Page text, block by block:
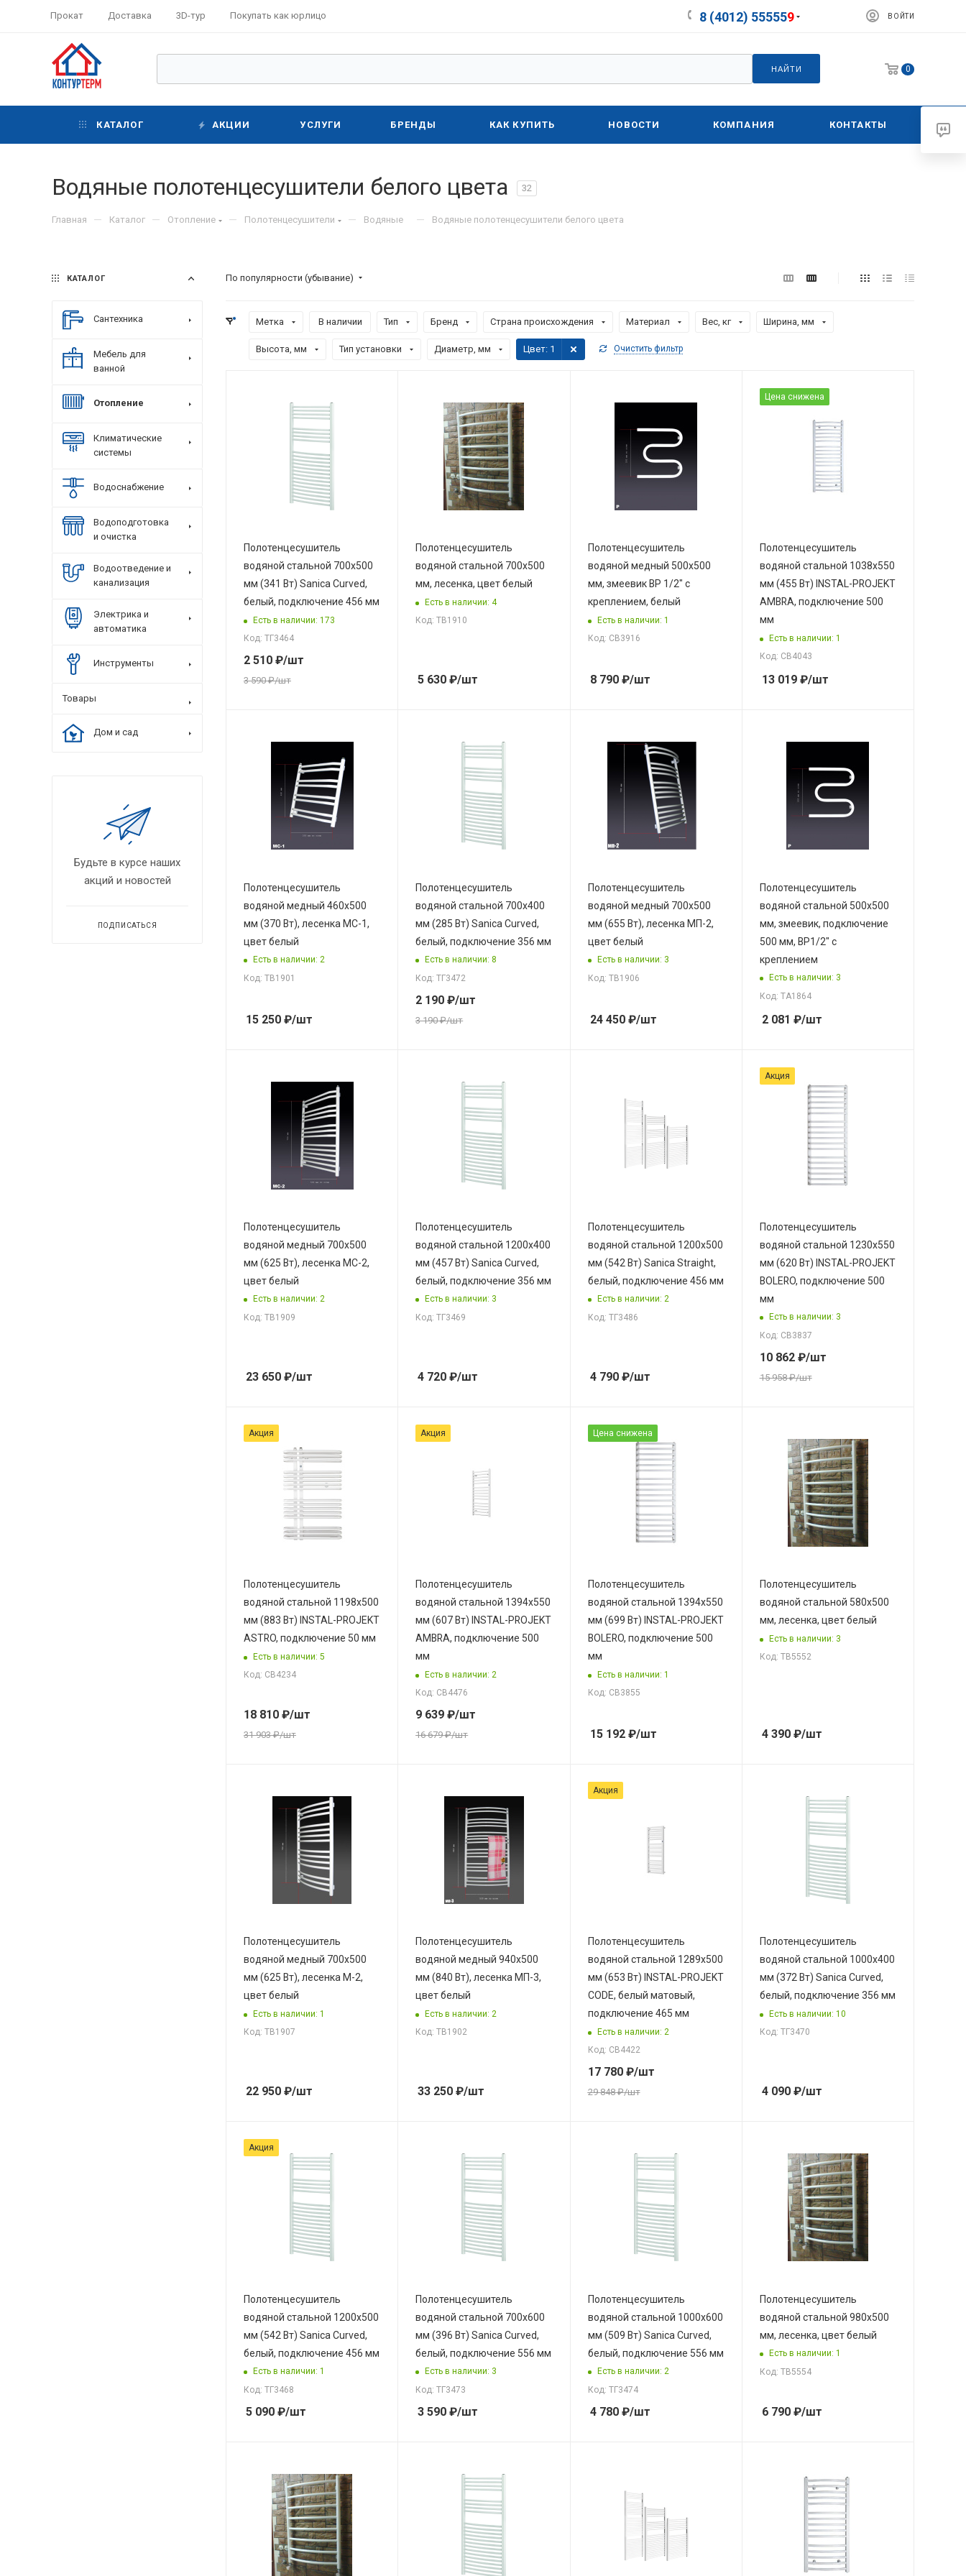
Прокат Доставка 3D-тур Покупать как юрлицо 8 (4012) 555559 ВОЙТИ
НАЙТИ 0
КАТАЛОГ АКЦИИ УСЛУГИ БРЕНДЫ КАК КУПИТЬ НОВОСТИ КОМПАНИЯ КОНТАКТЫ
Водяные полотенцесушители белого цвета 32
Главная — Каталог — Отопление — Полотенцесушители — Водяные — Водяные полотенцесушители белого цвета
По популярности (убывание)
Метка В наличии Тип Бренд Страна происхождения Материал Вес, кг Ширина, мм
Высота, мм Тип установки Диаметр, мм Цвет: 1 Очистить фильтр
Полотенцесушитель
водяной стальной 700х500
мм (341 Вт) Sanica Curved,
белый, подключение 456 мм
Есть в наличии: 173
Код: ТГ3464
2 510 ₽/шт
3 590₽/шт
Полотенцесушитель
водяной стальной 700х500
мм, лесенка, цвет белый
Есть в наличии: 4
Код: ТВ1910
5 630 ₽/шт
Полотенцесушитель
водяной медный 500х500
мм, змеевик ВР 1/2" с
креплением, белый
Есть в наличии: 1
Код: СВ3916
8 790₽/шт
Цена снижена
Полотенцесушитель
водяной стальной 1038х550
мм (455 Вт) INSTAL-PROJEKT
AMBRA, подключение 500
мм
Есть в наличии: 1
Код: СВ4043
13 019₽/шт
Полотенцесушитель
водяной медный 460х500
мм (370 Вт), лесенка МС-1,
цвет белый
Есть в наличии: 2
Код: ТВ1901
15 250 ₽/шт
Полотенцесушитель
водяной стальной 700х400
мм (285 Вт) Sanica Curved,
белый, подключение 356 мм
Есть в наличии: 8
Код: ТГ3472
2 190 ₽/шт
3 190₽/шт
Полотенцесушитель
водяной медный 700х500
мм (655 Вт), лесенка МП-2,
цвет белый
Есть в наличии: 3
Код: ТВ1906
24 450₽/шт
Полотенцесушитель
водяной стальной 500х500
мм, змеевик, подключение
500 мм, ВР1/2" с
креплением
Есть в наличии: 3
Код: ТА1864
2 081 ₽/шт
Полотенцесушитель
водяной медный 700х500
мм (625 Вт), лесенка МС-2,
цвет белый
Есть в наличии: 2
Код: ТВ1909
23 650 ₽/шт
Полотенцесушитель
водяной стальной 1200х400
мм (457 Вт) Sanica Curved,
белый, подключение 356 мм
Есть в наличии: 3
Код: ТГ3469
4 720 ₽/шт
Полотенцесушитель
водяной стальной 1200х500
мм (542 Вт) Sanica Straight,
белый, подключение 456 мм
Есть в наличии: 2
Код: ТГ3486
4 790₽/шт
Акция
Полотенцесушитель
водяной стальной 1230х550
мм (620 Вт) INSTAL-PROJEKT
BOLERO, подключение 500
мм
Есть в наличии: 3
Код: СВ3837
10 862₽/шт
15 958₽/шт
Акция
Полотенцесушитель
водяной стальной 1198х500
мм (883 Вт) INSTAL-PROJEKT
ASTRO, подключение 50 мм
Есть в наличии: 5
Код: СВ4234
18 810 ₽/шт
31 903₽/шт
Акция
Полотенцесушитель
водяной стальной 1394х550
мм (607 Вт) INSTAL-PROJEKT
AMBRA, подключение 500
мм
Есть в наличии: 2
Код: СВ4476
9 639 ₽/шт
16 679₽/шт
Цена снижена
Полотенцесушитель
водяной стальной 1394х550
мм (699 Вт) INSTAL-PROJEKT
BOLERO, подключение 500
мм
Есть в наличии: 1
Код: СВ3855
15 192₽/шт
Полотенцесушитель
водяной стальной 580х500
мм, лесенка, цвет белый
Есть в наличии: 3
Код: ТВ5552
4 390₽/шт
Полотенцесушитель
водяной медный 700х500
мм (625 Вт), лесенка М-2,
цвет белый
Есть в наличии: 1
Код: ТВ1907
22 950 ₽/шт
Полотенцесушитель
водяной медный 940х500
мм (840 Вт), лесенка МП-3,
цвет белый
Есть в наличии: 2
Код: ТВ1902
33 250 ₽/шт
Акция
Полотенцесушитель
водяной стальной 1289х500
мм (653 Вт) INSTAL-PROJEKT
CODE, белый матовый,
подключение 465 мм
Есть в наличии: 2
Код: СВ4422
17 780₽/шт
29 848₽/шт
Полотенцесушитель
водяной стальной 1000х400
мм (372 Вт) Sanica Curved,
белый, подключение 356 мм
Есть в наличии: 10
Код: ТГ3470
4 090₽/шт
Акция
Полотенцесушитель
водяной стальной 1200х500
мм (542 Вт) Sanica Curved,
белый, подключение 456 мм
Есть в наличии: 1
Код: ТГ3468
5 090 ₽/шт
Полотенцесушитель
водяной стальной 700х600
мм (396 Вт) Sanica Curved,
белый, подключение 556 мм
Есть в наличии: 3
Код: ТГ3473
3 590 ₽/шт
Полотенцесушитель
водяной стальной 1000х600
мм (509 Вт) Sanica Curved,
белый, подключение 556 мм
Есть в наличии: 2
Код: ТГ3474
4 780₽/шт
Полотенцесушитель
водяной стальной 980х500
мм, лесенка, цвет белый
Есть в наличии: 1
Код: ТВ5554
6 790₽/шт
27.07.2026
КАТАЛОГ
Сантехника
Мебель для
ванной
Отопление
Климатические
системы
Водоснабжение
Водоподготовка
и очистка
Водоотведение и
канализация
Электрика и
автоматика
Инструменты
Товары
Дом и сад
Будьте в курсе наших
акций и новостей
ПОДПИСАТЬСЯ